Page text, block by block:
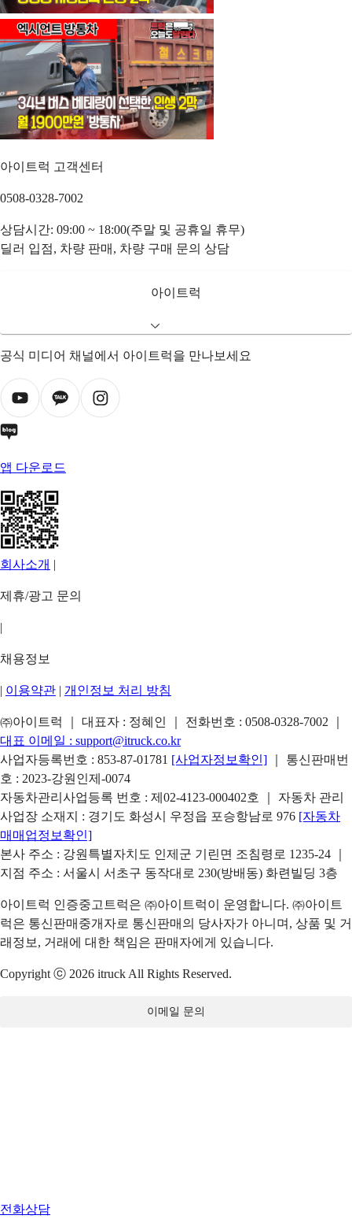
아이트럭 고객센터
0508-0328-7002
상담시간: 09:00 ~ 18:00(주말 및 공휴일 휴무)
딜러 입점, 차량 판매, 차량 구매 문의 상담
아이트럭
공식 미디어 채널에서 아이트럭을 만나보세요
앱 다운로드
회사소개 |
제휴/광고 문의
|
채용정보
| 이용약관 | 개인정보 처리 방침
㈜아이트럭 ｜ 대표자 : 정혜인 ｜ 전화번호 : 0508-0328-7002
대표 이메일 : support@itruck.co.kr
사업자등록번호 : 853-87-01781 [사업자정보확인]
｜ 통신판매번
호 : 2023-강원인제-0074
자동차관리사업등록 번호 : 제02-4123-000402호 ｜ 자동차 관리
사업장 소재지 : 경기도 화성시 우정읍 포승항남로 976 [자동차
매매업정보확인]
본사 주소 : 강원특별자치도 인제군 기린면 조침령로 1235-24 ｜
지점 주소 : 서울시 서초구 동작대로 230(방배동) 화련빌딩 3층
아이트럭 인증중고트럭은 ㈜아이트럭이 운영합니다. ㈜아이트
럭은 통신판매중개자로 통신판매의 당사자가 아니며, 상품 및 거
래정보, 거래에 대한 책임은 판매자에게 있습니다.
Copyright ⓒ 2026 itruck All Rights Reserved.
이메일 문의
전화상담